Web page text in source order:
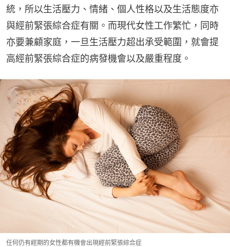
統，所以生活壓力、情緒、個人性格以及生活態度亦
與經前緊張綜合症有關。而現代女性工作繁忙，同時
亦要兼顧家庭，一旦生活壓力超出承受範圍，就會提
高經前緊張綜合症的病發機會以及嚴重程度。
任何仍有經期的女性都有機會出現經前緊張綜合症